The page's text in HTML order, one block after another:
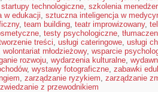
startupy technologiczne, szkolenia
w edukacji, sztuczna inteligencja w
, team building, teatr improwizowany,
, testy psychologiczne,
treści, usługi cateringowe, usługi
wolontariat młodzieżowy, wsparcie
rozwoju, wydarzenia kulturalne,
, wystawy fotograficzne, zabawki
, zarządzanie ryzykiem, zarządzanie
zwiedzanie z przewodnikiem